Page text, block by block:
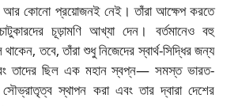
আর কোনো প্রয়োজনই নেই। তাঁরা আক্ষেপ করতে
চূড়ামণি আখ্যা দেন। বর্তমানেও বহু
তবে, তাঁরা শুধু নিজেদের স্বার্থ-সিদ্ধির জন্য
তাদের ছিল এক মহান স্বপ্ন— সমস্ত ভারত-
সৌভ্রাতৃত্ব স্থাপন করা এবং তার দ্বারা দেশের